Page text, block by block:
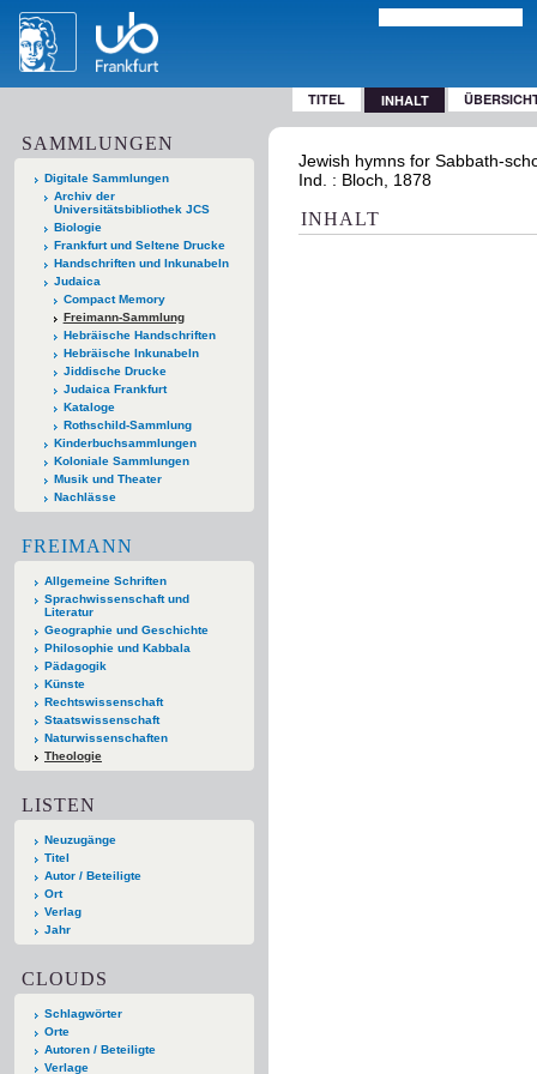
TITEL INHALT
SAMMLUNGEN
Digitale Sammlungen
Archiv der
Universitätsbibliothek JCS
Biologie
Frankfurt und Seltene Drucke
Handschriften und Inkunabeln
Judaica
Compact Memory
Freimann-Sammlung
Hebräische Handschriften
Hebräische Inkunabeln
Jiddische Drucke
Judaica Frankfurt
Kataloge
Rothschild-Sammlung
Kinderbuchsammlungen
Koloniale Sammlungen
Musik und Theater
Nachlässe
FREIMANN
Allgemeine Schriften
Sprachwissenschaft und
Literatur
Geographie und Geschichte
Philosophie und Kabbala
Pädagogik
Künste
Rechtswissenschaft
Staatswissenschaft
Naturwissenschaften
Theologie
LISTEN
Neuzugänge
Titel
Autor / Beteiligte
Ort
Verlag
Jahr
CLOUDS
Schlagwörter
Orte
Autoren / Beteiligte
Verlage
Jewish hymns for Sabbath-
Ind. : Bloch, 1878
INHALT